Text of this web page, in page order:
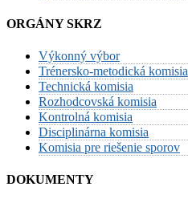
ORGÁNY SKRZ
Výkonný výbor
Trénersko-metodická komisia
Technická komisia
Rozhodcovská komisia
Kontrolná komisia
Disciplinárna komisia
Komisia pre riešenie sporov
DOKUMENTY